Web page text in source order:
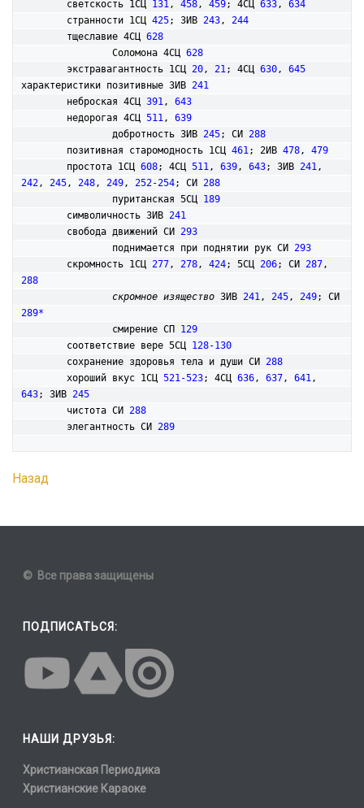
	светскость 1СЦ
131, 458, 459; 4СЦ 633, 634
	странности 1СЦ
425; 3ИВ 243, 244
	тщеславие 4СЦ
628
		Соломона 4СЦ
628
	экстравагантность 1СЦ
20, 21; 4СЦ 630, 645
характеристики позитивные 3ИВ 241
	неброская 4СЦ
391, 643
	недорогая 4СЦ
511, 639
		добротность 3ИВ
245; СИ 288
	позитивная старомодность 1СЦ
461; 2ИВ 478, 479
	простота 1СЦ
608; 4СЦ 511, 639, 643; 3ИВ 241
242, 245, 248, 249, 252-254; СИ 288
		пуританская 5СЦ
189
	символичность 3ИВ
241
	свобода движений СИ
293
		поднимается при поднятии рук СИ
293
	скромность 1СЦ
277, 278, 424; 5СЦ 206; СИ 287
288
скромное изящество 3ИВ 241, 245, 249
289*
		смирение СП
129
	соответствие вере 5СЦ
128-130
	сохранение здоровья тела и души СИ
288
	хороший вкус 1СЦ
521-523; 4СЦ 636, 637, 641
643; 3ИВ 245
	чистота СИ
288
	элегантность СИ
289
Назад
© Все права защищены
ПОДПИСАТЬСЯ:
НАШИ ДРУЗЬЯ:
Христианская Периодика
Христианские Караоке